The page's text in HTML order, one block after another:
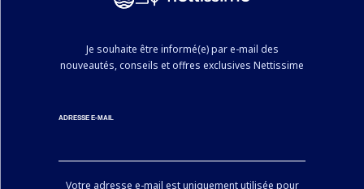
Je souhaite être informé(e) par e-mail des
nouveautés, conseils et offres exclusives Nettissime
ADRESSE E-MAIL
Votre adresse e-mail est uniquement utilisée pour